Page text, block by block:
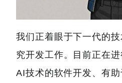
我们正着眼于下一代的
究开发工作。目前正在
AI技术的软件开发、有